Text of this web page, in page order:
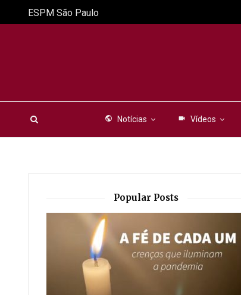
public Notícias videocam Vídeos
ESPM São Paulo
Popular Posts